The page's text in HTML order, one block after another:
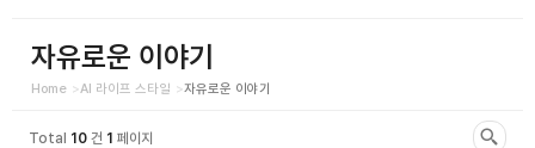
자유로운 이야기
Home AI 라이프 스타일 자유로운 이야기
Total 10 건 1 페이지